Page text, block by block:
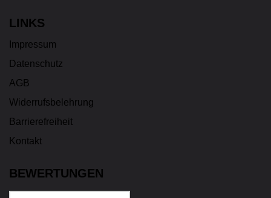
LINKS
Impressum
Datenschutz
AGB
Widerrufsbelehrung
Barrierefreiheit
Kontakt
BEWERTUNGEN